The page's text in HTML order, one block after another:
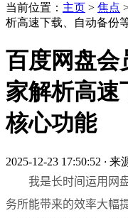
当前位置： 主页 > 焦点
析高速下载、自动备份
百度网盘会
家解析高速
核心功能
2025-12-23 17:50:52 · 来
我是长时间运用网
务所能带来的效率大幅